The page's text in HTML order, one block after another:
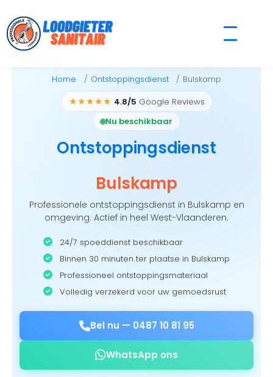
to
content
Home Ontstoppingsdienst Bulskamp
★★★★★ 4.8/5 Google Reviews
Nu beschikbaar
Ontstoppingsdienst
Bulskamp
Professionele ontstoppingsdienst in Bulskamp en
omgeving. Actief in heel West-Vlaanderen.
24/7 spoeddienst beschikbaar
Binnen 30 minuten ter plaatse in Bulskamp
Professioneel ontstoppingsmateriaal
Volledig verzekerd voor uw gemoedsrust
Bel nu — 0487 10 81 95
WhatsApp ons